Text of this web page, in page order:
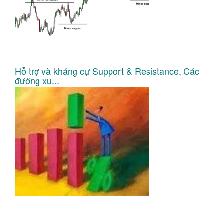
Hỗ trợ và kháng cự Support & Resistance, Các
đường xu...